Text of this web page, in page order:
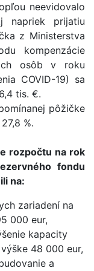
neevidovalo
napriek prijatiu
z Ministerstva
kompenzácie
osôb v roku
COVID-19) sa
tis. €.
pôžičke
%.
rozpočtu na rok
fondu
na:
zariadení na
000 eur,
kapacity
48 000 eur,
a